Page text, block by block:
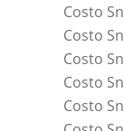
Costo
Costo
Costo
Costo
Costo